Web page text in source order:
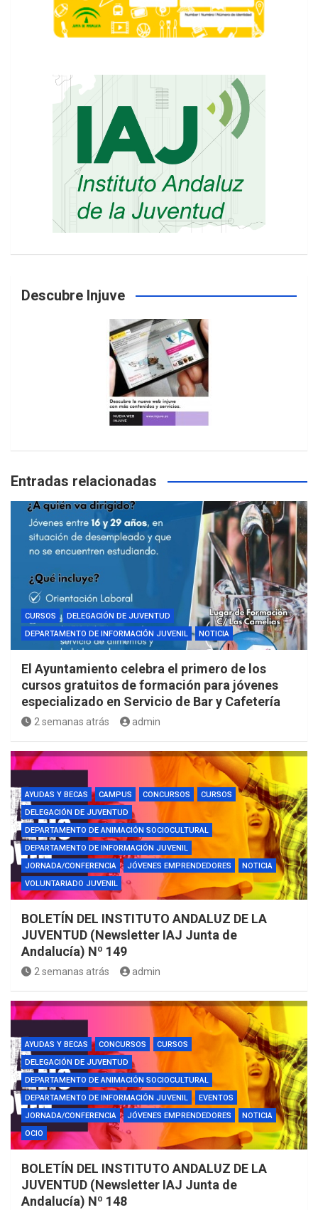
Descubre Injuve
Entradas relacionadas
CURSOS
DELEGACIÓN DE JUVENTUD
DEPARTAMENTO DE INFORMACIÓN JUVENIL
NOTICIA
El Ayuntamiento celebra el primero de los
cursos gratuitos de formación para jóvenes
especializado en Servicio de Bar y Cafetería
2 semanas atrás admin
AYUDAS Y BECAS CAMPUS CONCURSOS
CURSOS
DELEGACIÓN DE JUVENTUD
DEPARTAMENTO DE ANIMACIÓN SOCIOCULTURAL
DEPARTAMENTO DE INFORMACIÓN JUVENIL
JORNADA/CONFERENCIA
JÓVENES EMPRENDEDORES
NOTICIA
VOLUNTARIADO JUVENIL
BOLETÍN DEL INSTITUTO ANDALUZ DE LA
JUVENTUD (Newsletter IAJ Junta de
Andalucía) Nº 149
2 semanas atrás admin
AYUDAS Y BECAS CONCURSOS
CURSOS
DELEGACIÓN DE JUVENTUD
DEPARTAMENTO DE ANIMACIÓN SOCIOCULTURAL
DEPARTAMENTO DE INFORMACIÓN JUVENIL
EVENTOS
JORNADA/CONFERENCIA
JÓVENES EMPRENDEDORES
NOTICIA
OCIO
BOLETÍN DEL INSTITUTO ANDALUZ DE LA
JUVENTUD (Newsletter IAJ Junta de
Andalucía) Nº 148